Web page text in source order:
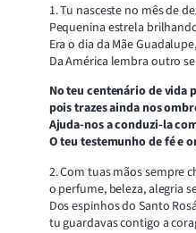
1. Tu nasceste no mês de
Pequenina estrela
Era o dia da Mãe
Da América lembra outro
No teu centenário de vida
pois trazes ainda nos
Ajuda-nos a conduzi-la
O teu testemunho de fé e
2. Com tuas mãos sempre
o perfume, beleza, alegria
Dos espinhos do Santo
tu guardavas contigo a